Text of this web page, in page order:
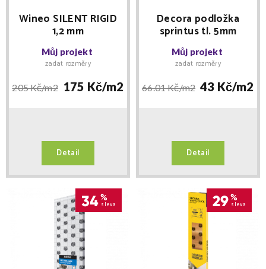
Wineo SILENT RIGID
1,2 mm
Můj projekt
zadat rozměry
205 Kč/m2 175 Kč/m2
Detail
Decora podložka
sprintus tl. 5mm
Můj projekt
zadat rozměry
66.01 Kč/m2 43 Kč/m2
Detail
34%
sleva 29%
sleva